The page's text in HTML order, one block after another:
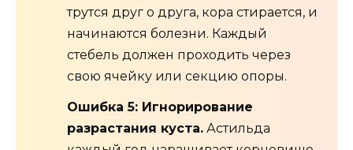
трутся друг о друга, кора стирается, и
начинаются болезни. Каждый
стебель должен проходить через
свою ячейку или секцию опоры.
Ошибка 5: Игнорирование
разрастания куста. Астильда